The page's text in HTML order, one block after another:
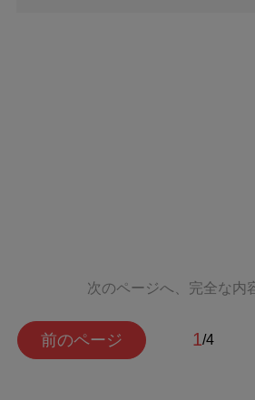
次のページへ、完全な内
前のページ 1/4